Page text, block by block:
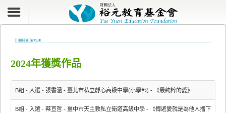
2024年獲獎作品
B組 - 入選 - 張書涵 - 臺北市私立靜心高級中學(小學部) - 《最純粹的愛》
B組 - 入選 - 蔡亘哲 - 臺中市天主教私立衛道高級中學 - 《傳遞愛就是為他人播下